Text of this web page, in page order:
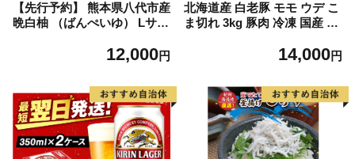
【先行予約】 熊本県八代市産
晩白柚 （ばんぺいゆ） Lサイ
もの フルーツ おやつ 特産 熊
12,000円
北海道産 白老豚 モモ ウデ こ
ま切れ 3kg 豚肉 冷凍 国産 ス
14,000円